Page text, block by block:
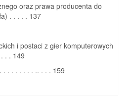
oraz prawa producenta do
. . . . . 137
i postaci z gier komputerowych
. . 149
. . . . . . . . .. . . . 159